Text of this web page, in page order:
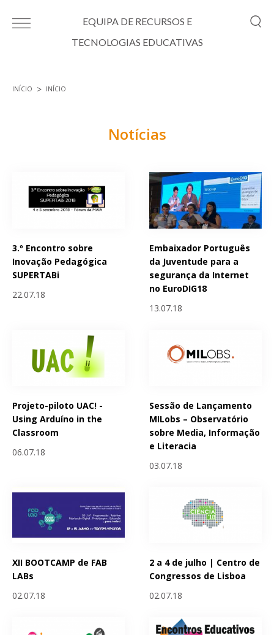
EQUIPA DE RECURSOS E
TECNOLOGIAS EDUCATIVAS
INÍCIO INÍCIO
Notícias
3.º Encontro sobre
Inovação Pedagógica
SUPERTABi
22.07.18
Embaixador Português
da Juventude para a
segurança da Internet
no EuroDIG18
13.07.18
Projeto-piloto UAC! -
Using Arduíno in the
Classroom
06.07.18
Sessão de Lançamento
MILobs – Observatório
sobre Media, Informação
e Literacia
03.07.18
XII BOOTCAMP de FAB
LABs
02.07.18
2 a 4 de julho | Centro de
Congressos de Lisboa
02.07.18
Páginas